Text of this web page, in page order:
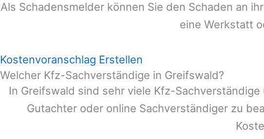
Als Schadensmelder können Sie den Schaden an
eine Werkstatt
Kostenvoranschlag Erstellen
Welcher Kfz-Sachverständige in Greifswald?
In Greifswald sind sehr viele Kfz-
Gutachter oder online Sachverständiger zu